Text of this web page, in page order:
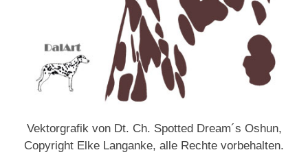
Vektorgrafik von Dt. Ch. Spotted Dream´s Oshun,
Copyright Elke Langanke, alle Rechte vorbehalten.